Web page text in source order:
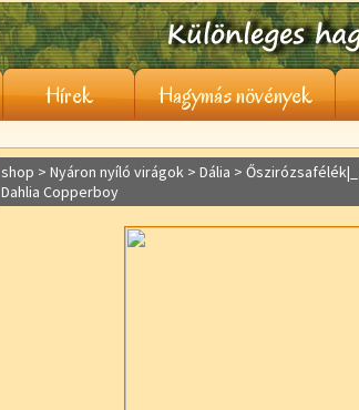
Hírek Hagymás növények
shop > Nyáron nyíló virágok > Dália >
Dahlia Copperboy